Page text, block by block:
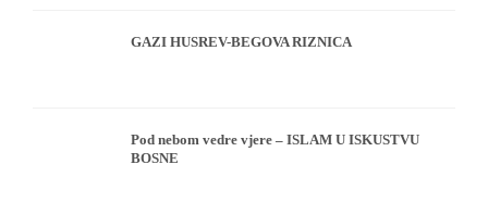
GAZI HUSREV-BEGOVA RIZNICA
Pod nebom vedre vjere – ISLAM U ISKUSTVU
BOSNE